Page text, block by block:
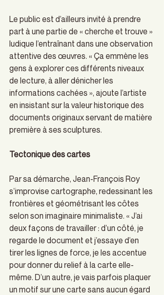
Le public est d’ailleurs invité à prendre
part à une partie de « cherche et trouve »
ludique l’entraînant dans une observation
attentive des œuvres. « Ça emmène les
gens à explorer ces différents niveaux
de lecture, à aller dénicher les
informations cachées », ajoute l’artiste
en insistant sur la valeur historique des
documents originaux servant de matière
première à ses sculptures.
Tectonique des cartes
Par sa démarche, Jean-François Roy
s’improvise cartographe, redessinant les
frontières et géométrisant les côtes
selon son imaginaire minimaliste. « J’ai
deux façons de travailler : d’un côté, je
regarde le document et j’essaye d’en
tirer les lignes de force, je les accentue
pour donner du relief à la carte elle-
même. D’un autre, je vais parfois plaquer
un motif sur une carte sans aucun égard